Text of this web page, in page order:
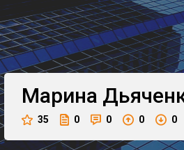
Марина
35 0 0 0 0